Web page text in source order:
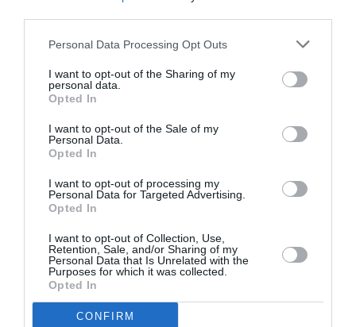
Personal Data Processing Opt Outs
I want to opt-out of the Sharing of my
personal data.
Opted In
I want to opt-out of the Sale of my
Personal Data.
Opted In
I want to opt-out of processing my
Personal Data for Targeted Advertising.
Opted In
I want to opt-out of Collection, Use,
Retention, Sale, and/or Sharing of my
Personal Data that Is Unrelated with the
Purposes for which it was collected.
Opted In
CONFIRM
Σχετικά Άρθρα
ενός πτώματος: Μια
συλλογή
διηγημάτων του
Σιγκισμούντ
Κρζιζανόφσκι
Φωνές: Ένα βιβλίο
ως εσωτερικός
διάλογος